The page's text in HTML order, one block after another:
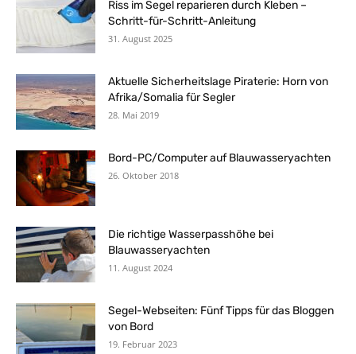
Riss im Segel reparieren durch Kleben –
Schritt-für-Schritt-Anleitung
31. August 2025
Aktuelle Sicherheitslage Piraterie: Horn von
Afrika/Somalia für Segler
28. Mai 2019
Bord-PC/Computer auf Blauwasseryachten
26. Oktober 2018
Die richtige Wasserpasshöhe bei
Blauwasseryachten
11. August 2024
Segel-Webseiten: Fünf Tipps für das Bloggen
von Bord
19. Februar 2023